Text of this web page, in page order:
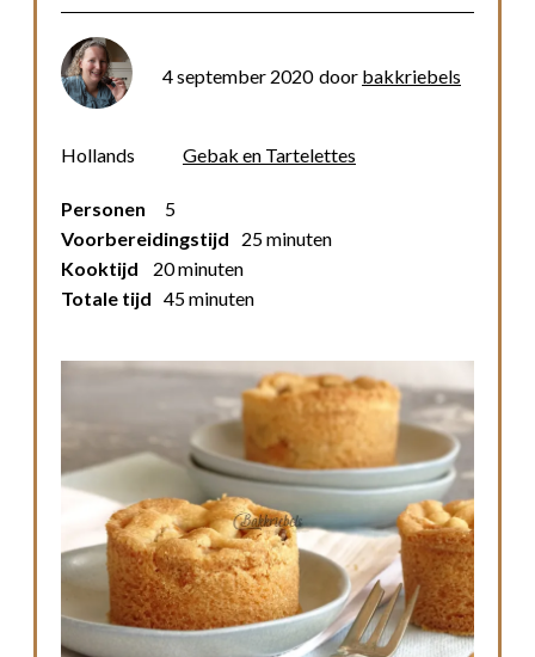
4 september 2020 door bakkriebels
Hollands Gebak en Tartelettes
Personen
5
Voorbereidingstijd
25 minuten
Kooktijd
20 minuten
Totale tijd 45 minuten